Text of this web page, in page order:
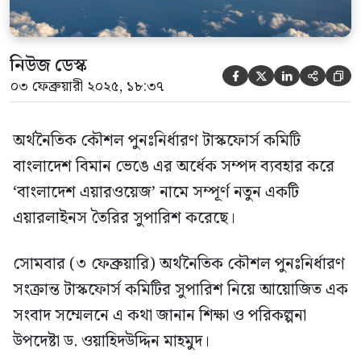
নিউজ ডেস্ক
০৩ ফেব্রুয়ারী ২০২৫, ১৮:৩৭     
অর্থনৈতিক কৌশল পুনঃনির্ধারণ টাস্কফোর্স কমিটি
বাংলাদেশ বিমান ভেঙে এর অর্ধেক সম্পদ ব্যবহার করে
‘বাংলাদেশ এয়ারওয়েজ’ নামে সম্পূর্ণ নতুন একটি
এয়ারলাইনস তৈরির সুপারিশ করেছে।
সোমবার (৩ ফেব্রুয়ারি) অর্থনৈতিক কৌশল পুনঃনির্ধারণ
সংক্রান্ত টাস্কফোর্স কমিটির সুপারিশ নিয়ে আয়োজিত এক
সংবাদ সম্মেলনে এ কথা জানান শিক্ষা ও পরিকল্পনা
উপদেষ্টা ড. ওয়াহিদউদ্দিন মাহমুদ।